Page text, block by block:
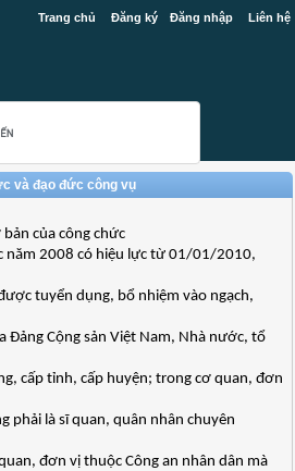
Trang chủ Đăng ký Đăng nhập Liên hệ
và đạo đức công vụ
bản của công chức
năm 2008 có hiệu lực từ 01/01/2010,
tuyển dụng, bổ nhiệm vào ngạch,
Đảng Cộng sản Việt Nam, Nhà nước, tổ
cấp tỉnh, cấp huyện; trong cơ quan, đơn
phải là sĩ quan, quân nhân chuyên
đơn vị thuộc Công an nhân dân mà